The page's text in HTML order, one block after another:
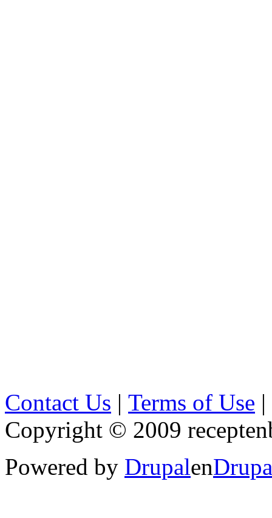
Contact Us | Terms of Use |
Copyright © 2009
Powered by Drupalen